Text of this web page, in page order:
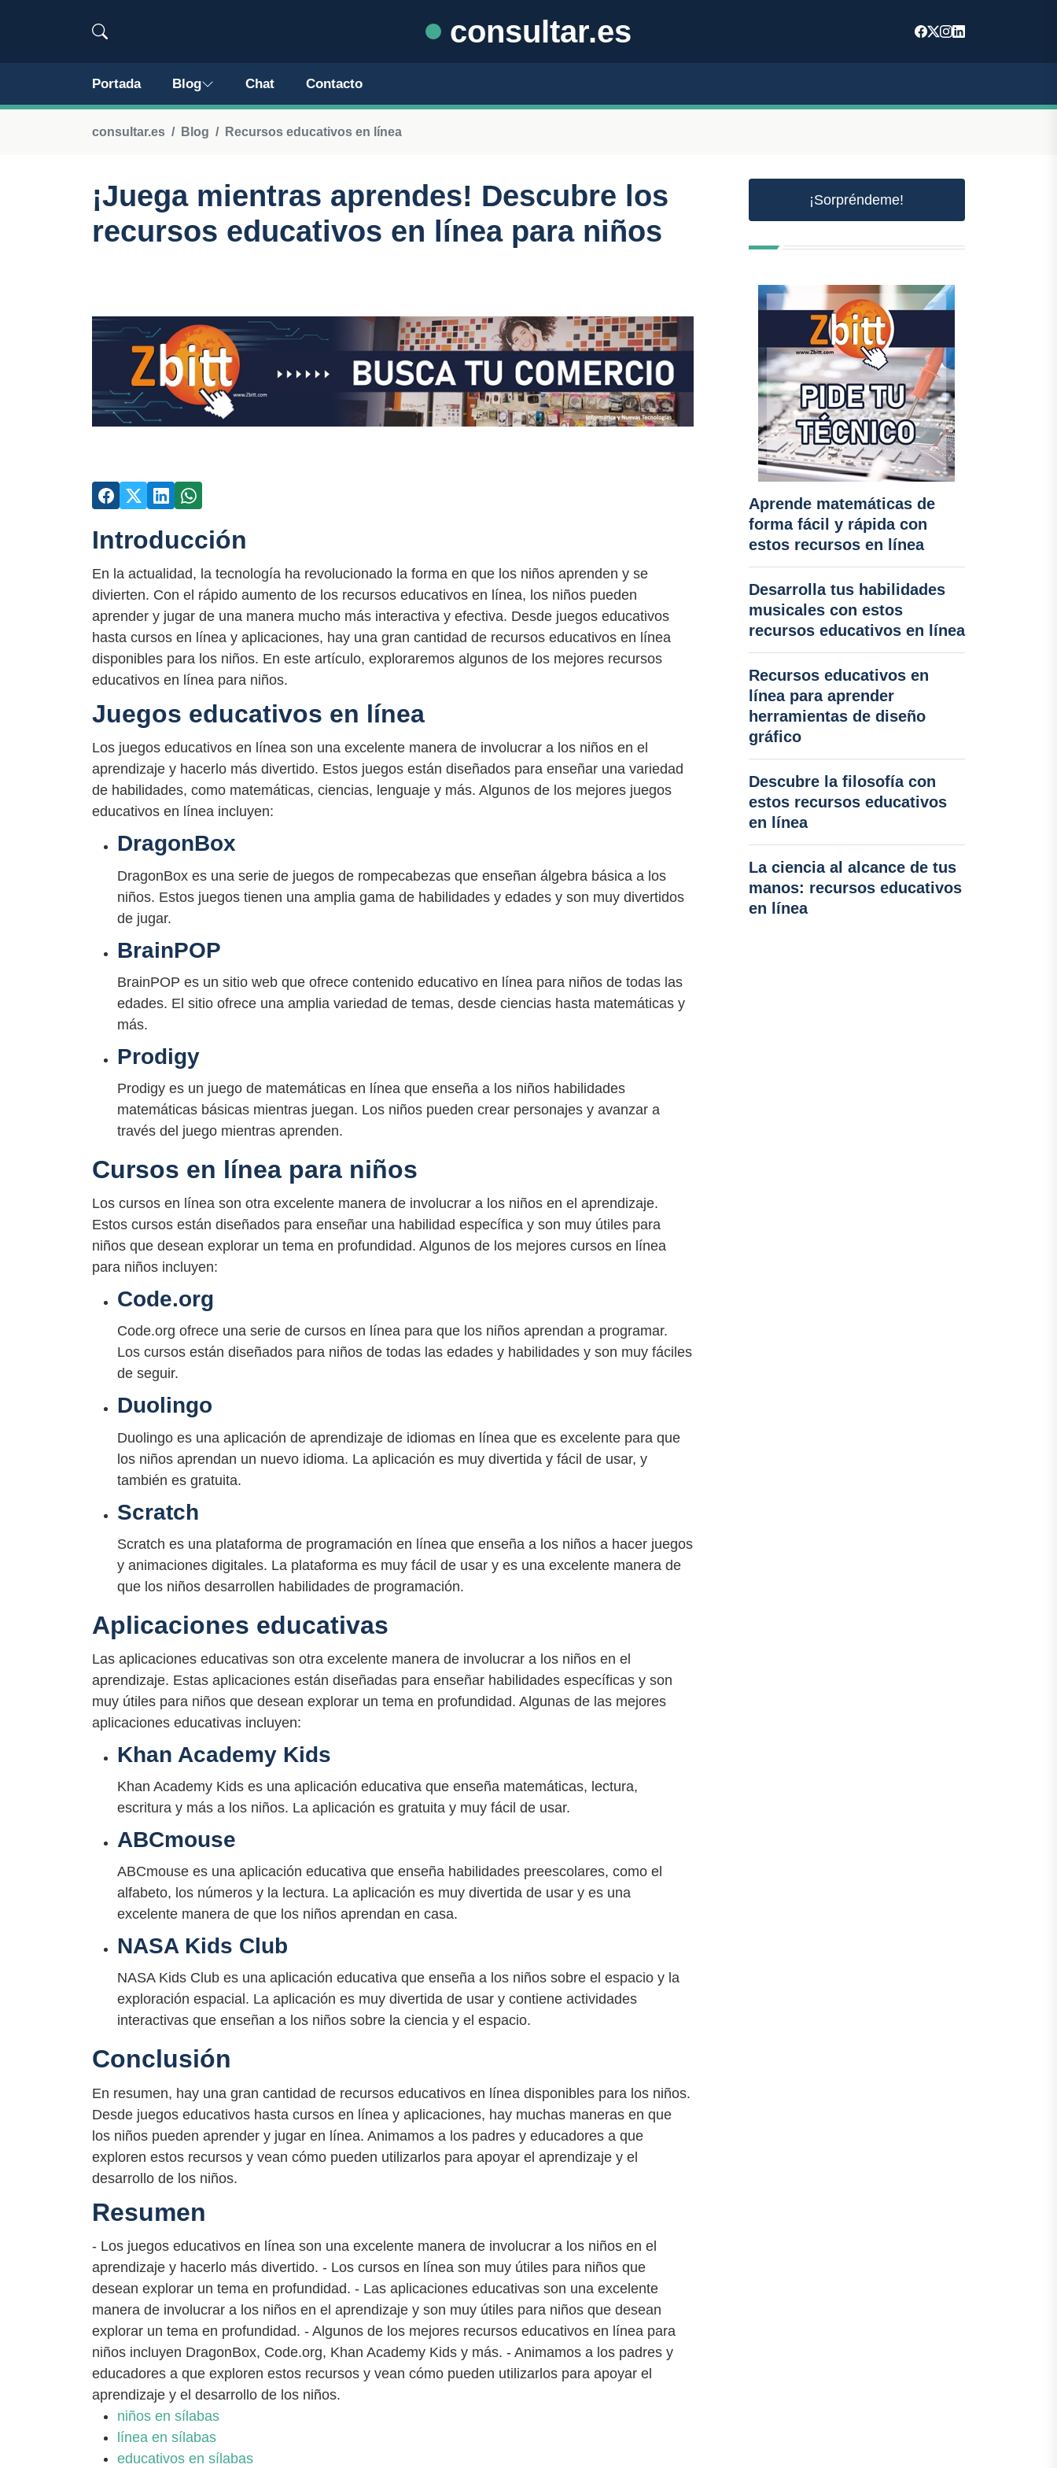
consultar.es
Portada Blog Chat Contacto
consultar.es Blog Recursos educativos en línea
¡Juega mientras aprendes! Descubre los
recursos educativos en línea para niños
Introducción
En la actualidad, la tecnología ha revolucionado la forma en que los niños aprenden y se
divierten. Con el rápido aumento de los recursos educativos en línea, los niños pueden
aprender y jugar de una manera mucho más interactiva y efectiva. Desde juegos educativos
hasta cursos en línea y aplicaciones, hay una gran cantidad de recursos educativos en línea
disponibles para los niños. En este artículo, exploraremos algunos de los mejores recursos
educativos en línea para niños.
Juegos educativos en línea
Los juegos educativos en línea son una excelente manera de involucrar a los niños en el
aprendizaje y hacerlo más divertido. Estos juegos están diseñados para enseñar una variedad
de habilidades, como matemáticas, ciencias, lenguaje y más. Algunos de los mejores juegos
educativos en línea incluyen:
DragonBox
DragonBox es una serie de juegos de rompecabezas que enseñan álgebra básica a los
niños. Estos juegos tienen una amplia gama de habilidades y edades y son muy divertidos
de jugar.
BrainPOP
BrainPOP es un sitio web que ofrece contenido educativo en línea para niños de todas las
edades. El sitio ofrece una amplia variedad de temas, desde ciencias hasta matemáticas y
más.
Prodigy
Prodigy es un juego de matemáticas en línea que enseña a los niños habilidades
matemáticas básicas mientras juegan. Los niños pueden crear personajes y avanzar a
través del juego mientras aprenden.
Cursos en línea para niños
Los cursos en línea son otra excelente manera de involucrar a los niños en el aprendizaje.
Estos cursos están diseñados para enseñar una habilidad específica y son muy útiles para
niños que desean explorar un tema en profundidad. Algunos de los mejores cursos en línea
para niños incluyen:
Code.org
Code.org ofrece una serie de cursos en línea para que los niños aprendan a programar.
Los cursos están diseñados para niños de todas las edades y habilidades y son muy fáciles
de seguir.
Duolingo
Duolingo es una aplicación de aprendizaje de idiomas en línea que es excelente para que
los niños aprendan un nuevo idioma. La aplicación es muy divertida y fácil de usar, y
también es gratuita.
Scratch
Scratch es una plataforma de programación en línea que enseña a los niños a hacer juegos
y animaciones digitales. La plataforma es muy fácil de usar y es una excelente manera de
que los niños desarrollen habilidades de programación.
Aplicaciones educativas
Las aplicaciones educativas son otra excelente manera de involucrar a los niños en el
aprendizaje. Estas aplicaciones están diseñadas para enseñar habilidades específicas y son
muy útiles para niños que desean explorar un tema en profundidad. Algunas de las mejores
aplicaciones educativas incluyen:
Khan Academy Kids
Khan Academy Kids es una aplicación educativa que enseña matemáticas, lectura,
escritura y más a los niños. La aplicación es gratuita y muy fácil de usar.
ABCmouse
ABCmouse es una aplicación educativa que enseña habilidades preescolares, como el
alfabeto, los números y la lectura. La aplicación es muy divertida de usar y es una
excelente manera de que los niños aprendan en casa.
NASA Kids Club
NASA Kids Club es una aplicación educativa que enseña a los niños sobre el espacio y la
exploración espacial. La aplicación es muy divertida de usar y contiene actividades
interactivas que enseñan a los niños sobre la ciencia y el espacio.
Conclusión
En resumen, hay una gran cantidad de recursos educativos en línea disponibles para los niños.
Desde juegos educativos hasta cursos en línea y aplicaciones, hay muchas maneras en que
los niños pueden aprender y jugar en línea. Animamos a los padres y educadores a que
exploren estos recursos y vean cómo pueden utilizarlos para apoyar el aprendizaje y el
desarrollo de los niños.
Resumen
- Los juegos educativos en línea son una excelente manera de involucrar a los niños en el
aprendizaje y hacerlo más divertido. - Los cursos en línea son muy útiles para niños que
desean explorar un tema en profundidad. - Las aplicaciones educativas son una excelente
manera de involucrar a los niños en el aprendizaje y son muy útiles para niños que desean
explorar un tema en profundidad. - Algunos de los mejores recursos educativos en línea para
niños incluyen DragonBox, Code.org, Khan Academy Kids y más. - Animamos a los padres y
educadores a que exploren estos recursos y vean cómo pueden utilizarlos para apoyar el
aprendizaje y el desarrollo de los niños.
niños en sílabas
línea en sílabas
educativos en sílabas
¡Sorpréndeme!
Aprende matemáticas de
forma fácil y rápida con
estos recursos en línea
Desarrolla tus habilidades
musicales con estos
recursos educativos en línea
Recursos educativos en
línea para aprender
herramientas de diseño
gráfico
Descubre la filosofía con
estos recursos educativos
en línea
La ciencia al alcance de tus
manos: recursos educativos
en línea